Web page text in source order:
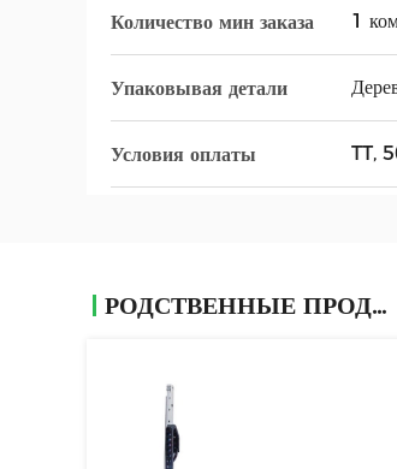
Количество мин заказа 1
Упаковывая детали
Условия оплаты TT,
РОДСТВЕННЫЕ ПРОДУКТЫ